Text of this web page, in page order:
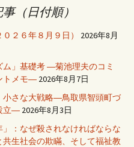
（日付順）
２６年８月９日）
2026年8月
」基礎考 ―菊池理夫のコミ
トメモ― 2026年8月7日
小さな大戦略―鳥取県智頭町づ
立― 2026年8月3日
：なぜ殺されなければならな
生社会の欺瞞、そして福祉教